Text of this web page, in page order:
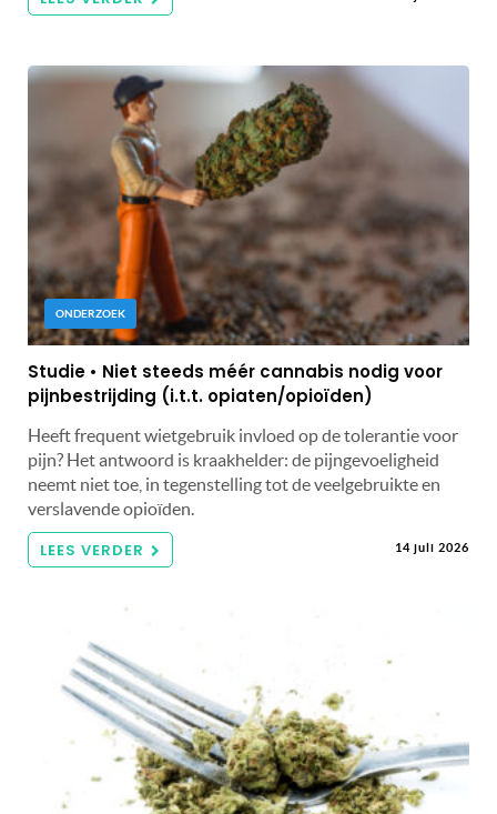
ONDERZOEK
Studie • Niet steeds méér cannabis nodig voor
pijnbestrijding (i.t.t. opiaten/opioïden)
Heeft frequent wietgebruik invloed op de tolerantie voor
pijn? Het antwoord is kraakhelder: de pijngevoeligheid
neemt niet toe, in tegenstelling tot de veelgebruikte en
verslavende opioïden.
LEES VERDER 14 juli 2026